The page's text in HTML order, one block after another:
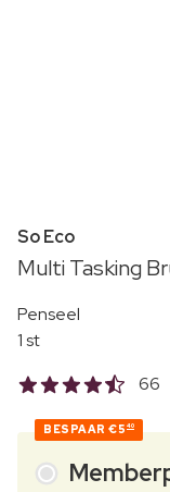
So Eco
Multi Tasking
Penseel
1 st
66
BESPAAR €5 40